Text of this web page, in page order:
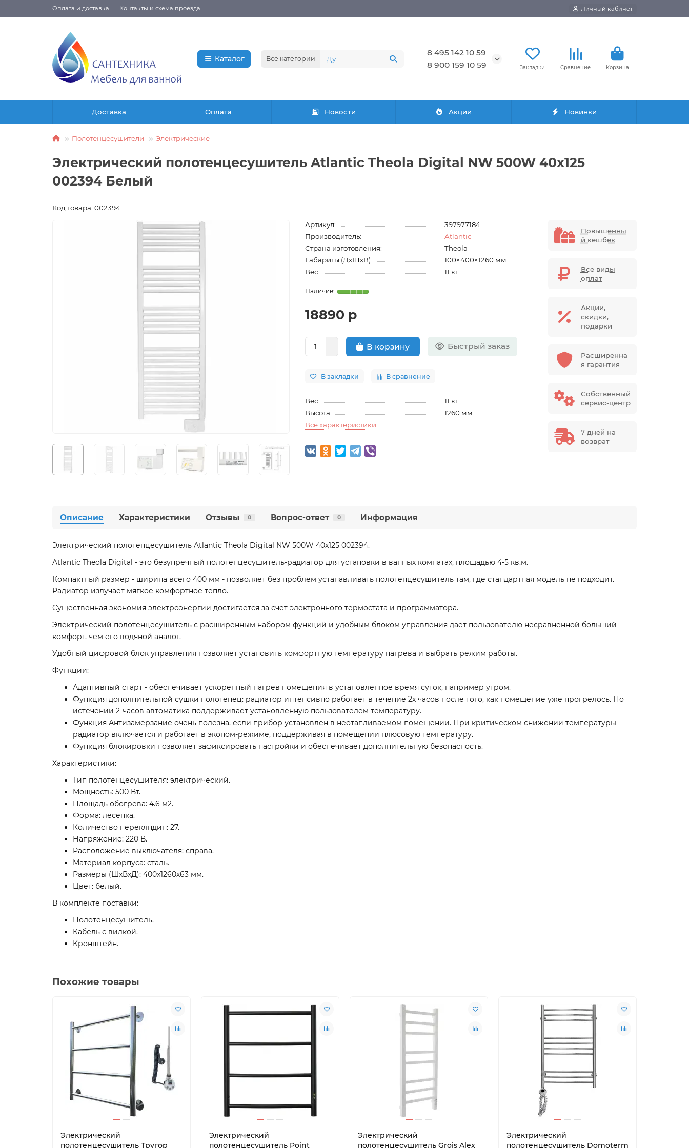
Оплата и доставка Контакты и схема проезда Личный кабинет
Каталог Все категории
8 495 142 10 59
8 900 159 10 59
Закладки Сравнение Корзина
Доставка Оплата Новости Акции Новинки
Полотенцесушители Электрические
Электрический полотенцесушитель Atlantic Theola Digital NW 500W 40x125
002394 Белый
Код товара: 002394
Артикул:
397977184
Производитель:
Atlantic
Страна изготовления:
Theola
Габариты (ДхШхВ):
100×400×1260 мм
Вес:
11 кг
18890 р
В корзину Быстрый заказ
В закладки В сравнение
Вес
11 кг
Высота
1260 мм
Все характеристики
Повышенны
й кешбек
Все виды
оплат
Акции,
скидки,
подарки
Расширенна
я гарантия
Собственный
сервис-центр
7 дней на
возврат
Описание Характеристики Отзывы 0 Вопрос-ответ 0 Информация
Электрический полотенцесушитель Atlantic Theola Digital NW 500W 40x125 002394.
Atlantic Theola Digital - это безупречный полотенцесушитель-радиатор для установки в ванных комнатах, площадью 4-5 кв.м.
Компактный размер - ширина всего 400 мм - позволяет без проблем устанавливать полотенцесушитель там, где стандартная модель не подходит.
Радиатор излучает мягкое комфортное тепло.
Существенная экономия электроэнергии достигается за счет электронного термостата и программатора.
Электрический полотенцесушитель с расширенным набором функций и удобным блоком управления дает пользователю несравненной больший
комфорт, чем его водяной аналог.
Удобный цифровой блок управления позволяет установить комфортную температуру нагрева и выбрать режим работы.
Функции:
Адаптивный старт - обеспечивает ускоренный нагрев помещения в установленное время суток, например утром.
Функция дополнительной сушки полотенец: радиатор интенсивно работает в течение 2х часов после того, как помещение уже прогрелось. По
истечении 2-часов автоматика поддерживает установленную пользователем температуру.
Функция Антизамерзание очень полезна, если прибор установлен в неотапливаемом помещении. При критическом снижении температуры
радиатор включается и работает в эконом-режиме, поддерживая в помещении плюсовую температуру.
Функция блокировки позволяет зафиксировать настройки и обеспечивает дополнительную безопасность.
Характеристики:
Тип полотенцесушителя: электрический.
Мощность: 500 Вт.
Площадь обогрева: 4.6 м2.
Форма: лесенка.
Количество переклпдин: 27.
Напряжение: 220 В.
Расположение выключателя: справа.
Материал корпуса: сталь.
Размеры (ШхВхД): 400х1260х63 мм.
Цвет: белый.
В комплекте поставки:
Полотенцесушитель.
Кабель с вилкой.
Кронштейн.
Похожие товары
Электрический
полотенцесушитель Тругор
Электрический
полотенцесушитель Point
Электрический
полотенцесушитель Grois Alex
Электрический
полотенцесушитель Domoterm